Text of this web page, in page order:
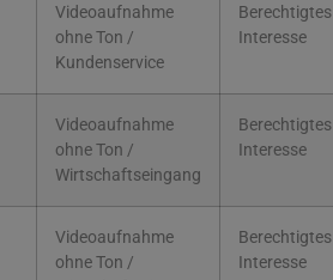
Videoaufnahme
ohne Ton /
Kundenservice
Berechtigtes
Interesse
Videoaufnahme
ohne Ton /
Wirtschaftseingang
Berechtigtes
Interesse
Videoaufnahme
ohne Ton /
Berechtigtes
Interesse